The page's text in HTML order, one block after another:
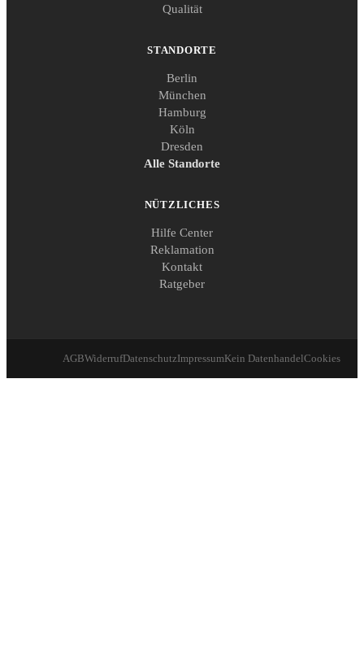
Qualität
STANDORTE
Berlin
München
Hamburg
Köln
Dresden
Alle Standorte
NÜTZLICHES
Hilfe Center
Reklamation
Kontakt
Ratgeber
AGBWiderrufDatenschutzImpressumKein DatenhandelCookies